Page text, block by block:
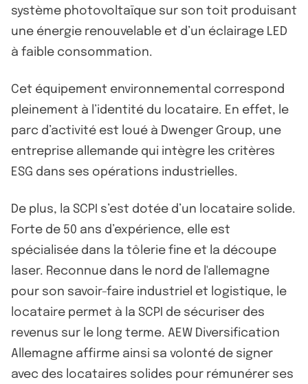
système photovoltaïque sur son toit produisant
une énergie renouvelable et d’un éclairage LED
à faible consommation.
Cet équipement environnemental correspond
pleinement à l’identité du locataire. En effet, le
parc d’activité est loué à Dwenger Group, une
entreprise allemande qui intègre les critères
ESG dans ses opérations industrielles.
De plus, la SCPI s’est dotée d’un locataire solide.
Forte de 50 ans d’expérience, elle est
spécialisée dans la tôlerie fine et la découpe
laser. Reconnue dans le nord de l'allemagne
pour son savoir-faire industriel et logistique, le
locataire permet à la SCPI de sécuriser des
revenus sur le long terme. AEW Diversification
Allemagne affirme ainsi sa volonté de signer
avec des locataires solides pour rémunérer ses